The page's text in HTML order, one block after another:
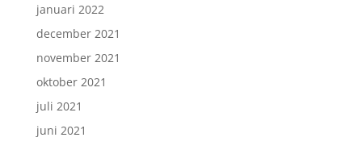
januari 2022
december 2021
november 2021
oktober 2021
juli 2021
juni 2021